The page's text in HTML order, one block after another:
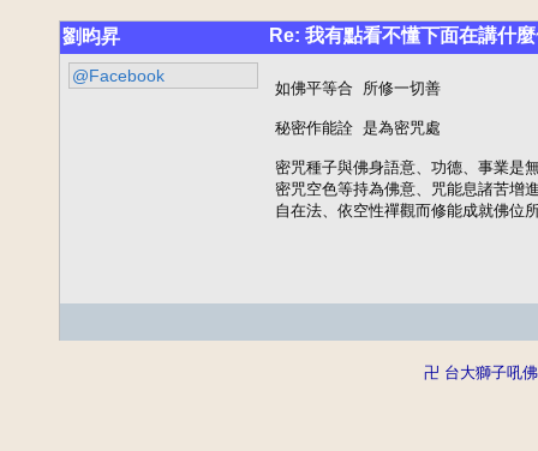
劉昀昇 Re: 我有點看不懂下面在講什
@Facebook
如佛平等合 所修一切善
秘密作能詮 是為密咒處
密咒種子與佛身語意、功德、事業是
密咒空色等持為佛意、咒能息諸苦增
自在法、依空性禪觀而修能成就佛位
卍 台大獅子吼